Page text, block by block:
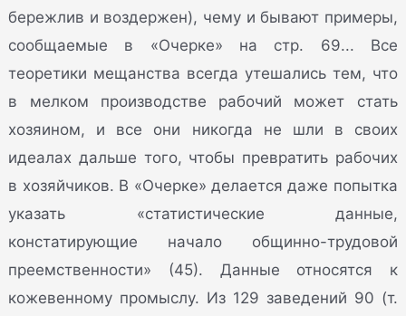
бережлив и воздержен), чему и бывают примеры,
сообщаемые в «Очерке» на стр. 69... Все
теоретики мещанства всегда утешались тем, что
в мелком производстве рабочий может стать
хозяином, и все они никогда не шли в своих
идеалах дальше того, чтобы превратить рабочих
в хозяйчиков. В «Очерке» делается даже попытка
указать «статистические данные,
констатирующие начало общинно-трудовой
преемственности» (45). Данные относятся к
кожевенному промыслу. Из 129 заведений 90 (т.